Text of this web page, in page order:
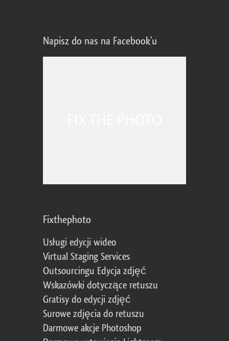
Napisz do nas na Facebook'u
Fixthephoto
Usługi edycji wideo
Virtual Staging Services
Outsourcingu Edycja zdjęć
Wskazówki dotyczące retuszu
Gratisy do edycji zdjęć
Surowe zdjęcia do retuszu
Darmowe akcje Photoshop